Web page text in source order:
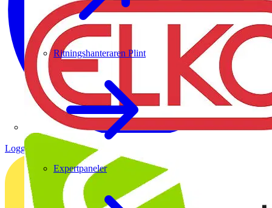
Ritningshanteraren Plint
Expertpaneler
Logga in Registrera dig